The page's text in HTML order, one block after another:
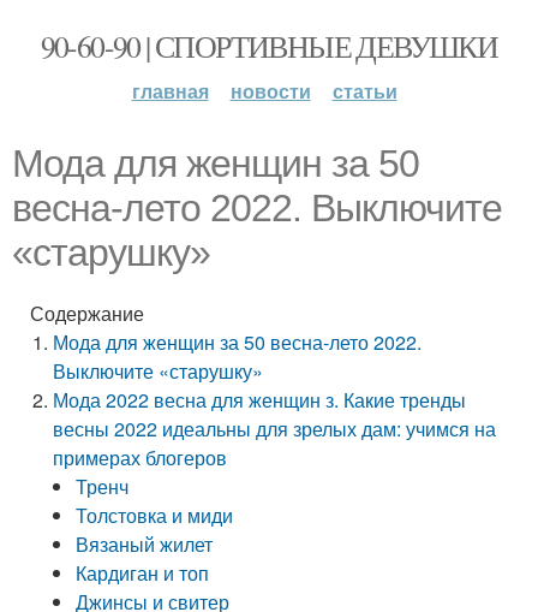
90-60-90 | СПОРТИВНЫЕ ДЕВУШКИ
главная новости статьи
Мода для женщин за 50
весна-лето 2022. Выключите
«старушку»
Содержание
Мода для женщин за 50 весна-лето 2022.
Выключите «старушку»
Мода 2022 весна для женщин з. Какие тренды
весны 2022 идеальны для зрелых дам: учимся на
примерах блогеров
Тренч
Толстовка и миди
Вязаный жилет
Кардиган и топ
Джинсы и свитер